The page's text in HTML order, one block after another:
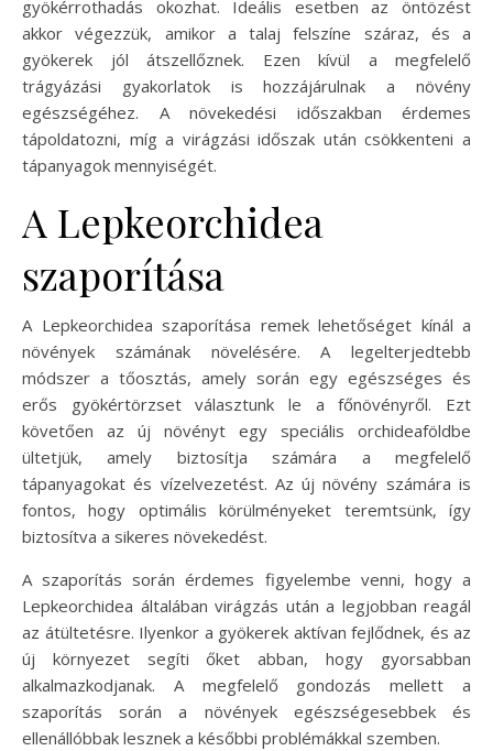
gyökérrothadás okozhat. Ideális esetben az öntözést
akkor végezzük, amikor a talaj felszíne száraz, és a
gyökerek jól átszellőznek. Ezen kívül a megfelelő
trágyázási gyakorlatok is hozzájárulnak a növény
egészségéhez. A növekedési időszakban érdemes
tápoldatozni, míg a virágzási időszak után csökkenteni a
tápanyagok mennyiségét.
A Lepkeorchidea
szaporítása
A Lepkeorchidea szaporítása remek lehetőséget kínál a
növények számának növelésére. A legelterjedtebb
módszer a tőosztás, amely során egy egészséges és
erős gyökértörzset választunk le a főnövényről. Ezt
követően az új növényt egy speciális orchideaföldbe
ültetjük, amely biztosítja számára a megfelelő
tápanyagokat és vízelvezetést. Az új növény számára is
fontos, hogy optimális körülményeket teremtsünk, így
biztosítva a sikeres növekedést.
A szaporítás során érdemes figyelembe venni, hogy a
Lepkeorchidea általában virágzás után a legjobban reagál
az átültetésre. Ilyenkor a gyökerek aktívan fejlődnek, és az
új környezet segíti őket abban, hogy gyorsabban
alkalmazkodjanak. A megfelelő gondozás mellett a
szaporítás során a növények egészségesebbek és
ellenállóbbak lesznek a későbbi problémákkal szemben.